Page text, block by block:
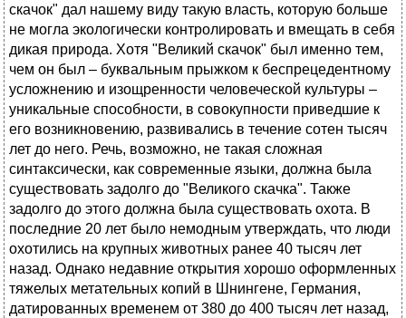
скачок" дал нашему виду такую власть, которую больше
не могла экологически контролировать и вмещать в себя
дикая природа. Хотя "Великий скачок" был именно тем,
чем он был – буквальным прыжком к беспрецедентному
усложнению и изощренности человеческой культуры –
уникальные способности, в совокупности приведшие к
его возникновению, развивались в течение сотен тысяч
лет до него. Речь, возможно, не такая сложная
синтаксически, как современные языки, должна была
существовать задолго до "Великого скачка". Также
задолго до этого должна была существовать охота. В
последние 20 лет было немодным утверждать, что люди
охотились на крупных животных ранее 40 тысяч лет
назад. Однако недавние открытия хорошо оформленных
тяжелых метательных копий в Шнингене, Германия,
датированных временем от 380 до 400 тысяч лет назад,